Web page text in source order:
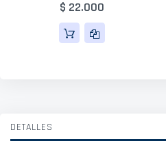
$ 22.000
DETALLES